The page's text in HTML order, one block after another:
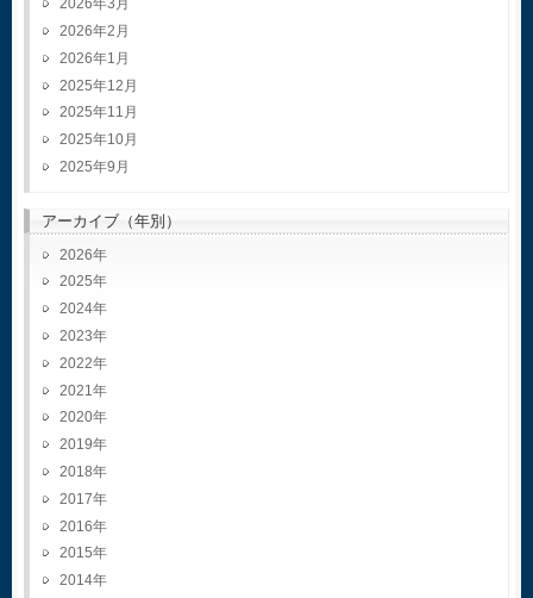
2026年3月
2026年2月
2026年1月
2025年12月
2025年11月
2025年10月
2025年9月
アーカイブ（年別）
2026
2025
2024
2023
2022
2021
2020
2019
2018
2017
2016
2015
2014